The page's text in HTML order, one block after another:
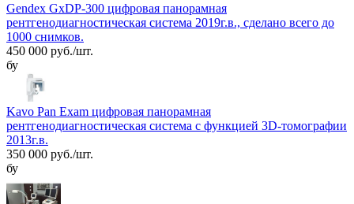
Gendex GxDP-300 цифровая панорамная
рентгенодиагностическая система 2019г.в., сделано всего до
1000 снимков.
450 000 руб./шт.
бу
Kavo Pan Exam цифровая панорамная
рентгенодиагностическая система с функцией 3D-томографии
2013г.в.
350 000 руб./шт.
бу